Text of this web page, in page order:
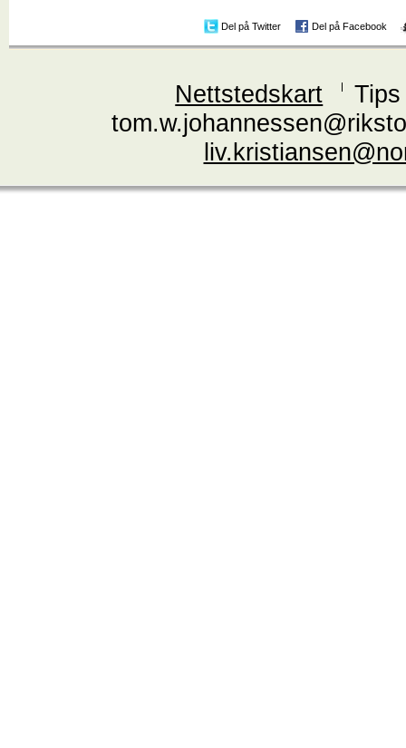
Del på Twitter Del på Facebook
Nettstedskart